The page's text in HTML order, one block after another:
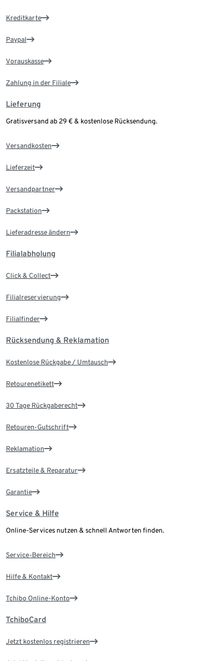
Kreditkarte
Paypal
Vorauskasse
Zahlung in der Filiale
Lieferung
Gratisversand ab 29 € & kostenlose Rücksendung.
Versandkosten
Lieferzeit
Versandpartner
Packstation
Lieferadresse ändern
Filialabholung
Click & Collect
Filialreservierung
Filialfinder
Rücksendung & Reklamation
Kostenlose Rückgabe / Umtausch
Retourenetikett
30 Tage Rückgaberecht
Retouren-Gutschrift
Reklamation
Ersatzteile & Reparatur
Garantie
Service & Hilfe
Online-Services nutzen & schnell Antworten finden.
Service-Bereich
Hilfe & Kontakt
Tchibo Online-Konto
TchiboCard
Jetzt kostenlos registrieren